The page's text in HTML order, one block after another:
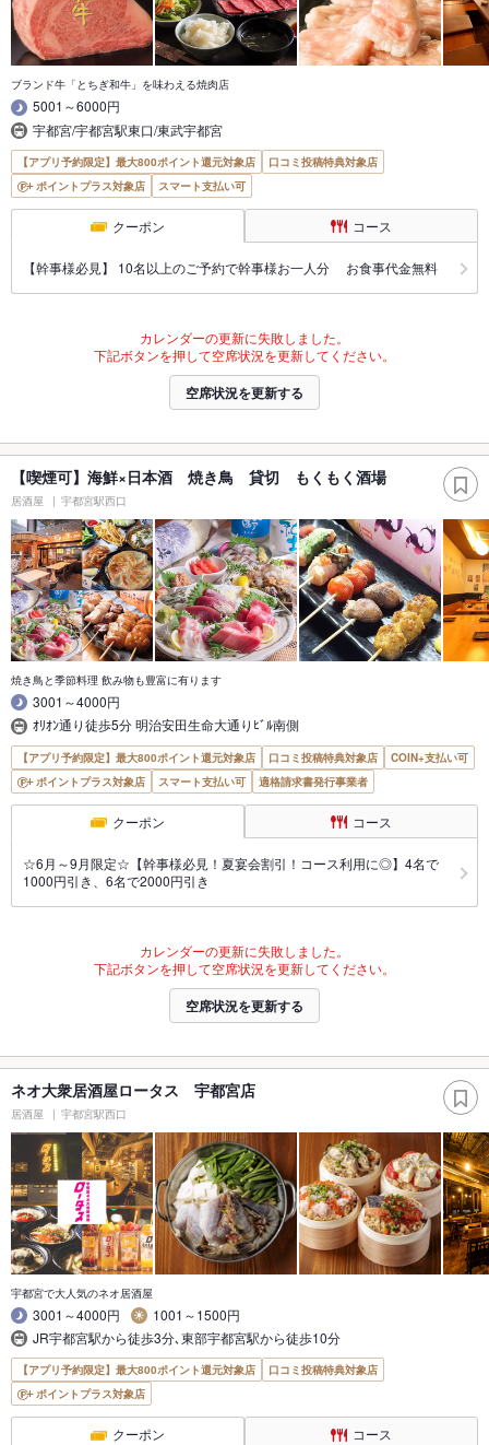
ブランド牛「とちぎ和牛」を味わえる焼肉店
5001～6000円
宇都宮/宇都宮駅東口/東武宇都宮
【アプリ予約限定】最大800ポイント還元対象店
口コミ投稿特典対象店
ポイントプラス対象店
スマート支払い可
クーポン コース
【幹事様必見】 10名以上のご予約で幹事様お一人分 お食事代金無料
カレンダーの更新に失敗しました。
下記ボタンを押して空席状況を更新してください。
空席状況を更新する
【喫煙可】海鮮×日本酒 焼き鳥 貸切 もくもく酒場
居酒屋 宇都宮駅西口
焼き鳥と季節料理 飲み物も豊富に有ります
3001～4000円
ｵﾘｵﾝ通り徒歩5分 明治安田生命大通りﾋﾞﾙ南側
【アプリ予約限定】最大800ポイント還元対象店 口コミ投稿特典対象店
COIN+支払い可
ポイントプラス対象店
スマート支払い可 適格請求書発行事業者
クーポン コース
☆6月～9月限定☆【幹事様必見！夏宴会割引！コース利用に◎】4名で
1000円引き、6名で2000円引き
カレンダーの更新に失敗しました。
下記ボタンを押して空席状況を更新してください。
空席状況を更新する
ネオ大衆居酒屋ロータス 宇都宮店
居酒屋 宇都宮駅西口
宇都宮で大人気のネオ居酒屋
3001～4000円
1001～1500円
JR宇都宮駅から徒歩3分､東部宇都宮駅から徒歩10分
【アプリ予約限定】最大800ポイント還元対象店
口コミ投稿特典対象店
ポイントプラス対象店
クーポン コース